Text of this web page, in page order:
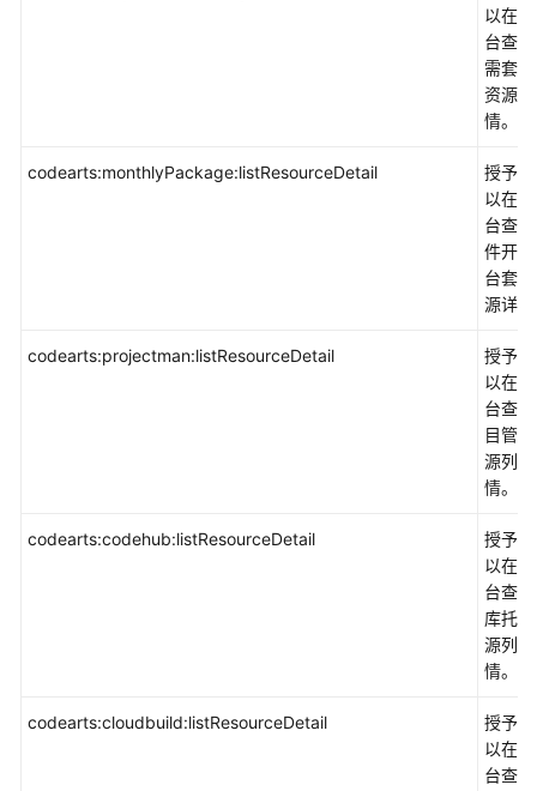
以在
台查
需套
资源详
情。
codearts:monthlyPackage:listResourceDetail
授予
以在
台查
件开
台套
源详
codearts:projectman:listResourceDetail
授予
以在
台查
目管
源列
情。
codearts:codehub:listResourceDetail
授予
以在
台查
库托
源列
情。
codearts:cloudbuild:listResourceDetail
授予
以在
台查